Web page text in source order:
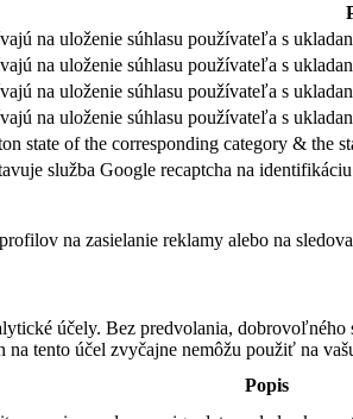
na uloženie súhlasu používateľa s
na uloženie súhlasu používateľa s
na uloženie súhlasu používateľa s
na uloženie súhlasu používateľa s
state of the corresponding category &
služba Google recaptcha na
na zasielanie reklamy alebo na
účely. Bez predvolania,
na tento účel zvyčajne nemôžu použiť na
Popis